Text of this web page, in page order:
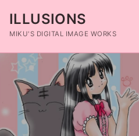
ン
キ
ILLUSIONS
MIKU'S DIGITAL IMAGE WORKS